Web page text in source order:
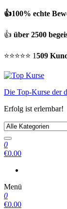
👍100% echte
👍 über 2500
⭐⭐⭐⭐⭐ 1509
Die Top-Kurse der
Erfolg ist erlernbar!
0
€0.00
Menü
0
€0.00